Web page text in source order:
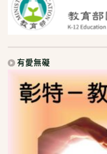
有愛無礙